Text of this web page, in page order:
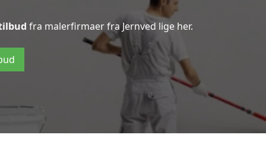
fra malerfirmaer fra Jernved lige her.